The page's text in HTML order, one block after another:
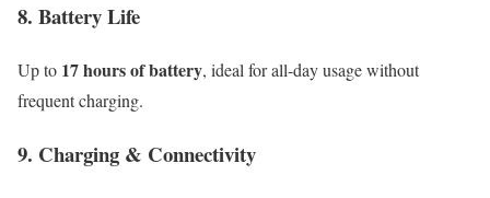
8. Battery Life
Up to 17 hours of battery, ideal for all-day usage without
frequent charging.
9. Charging & Connectivity